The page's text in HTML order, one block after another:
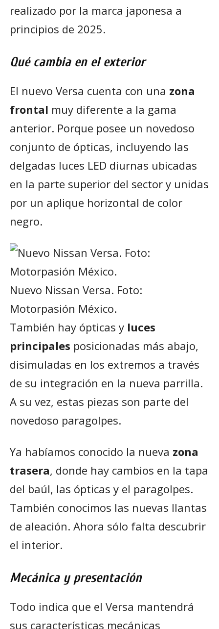
realizado por la marca japonesa a
principios de 2025.
Qué cambia en el exterior
El nuevo Versa cuenta con una zona
frontal muy diferente a la gama
anterior. Porque posee un novedoso
conjunto de ópticas, incluyendo las
delgadas luces LED diurnas ubicadas
en la parte superior del sector y unidas
por un aplique horizontal de color
negro.
Nuevo Nissan Versa. Foto:
Motorpasión México.
También hay ópticas y luces
principales posicionadas más abajo,
disimuladas en los extremos a través
de su integración en la nueva parrilla.
A su vez, estas piezas son parte del
novedoso paragolpes.
Ya habíamos conocido la nueva zona
trasera, donde hay cambios en la tapa
del baúl, las ópticas y el paragolpes.
También conocimos las nuevas llantas
de aleación. Ahora sólo falta descubrir
el interior.
Mecánica y presentación
Todo indica que el Versa mantendrá
sus características mecánicas